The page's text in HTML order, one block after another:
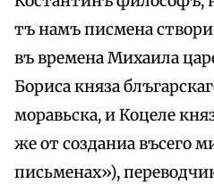
тъ намъ писмена
въ времена Михаила
Бориса княза
моравьска, и Коцеле
же от созданиа въсего
письменах»),